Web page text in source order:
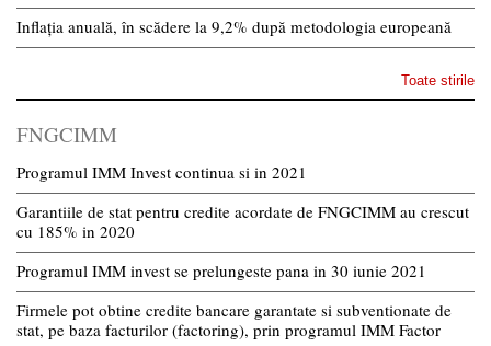
Inflația anuală, în scădere la 9,2% după metodologia europeană
Toate stirile
FNGCIMM
Programul IMM Invest continua si in 2021
Garantiile de stat pentru credite acordate de FNGCIMM au crescut
cu 185% in 2020
Programul IMM invest se prelungeste pana in 30 iunie 2021
Firmele pot obtine credite bancare garantate si subventionate de
stat, pe baza facturilor (factoring), prin programul IMM Factor